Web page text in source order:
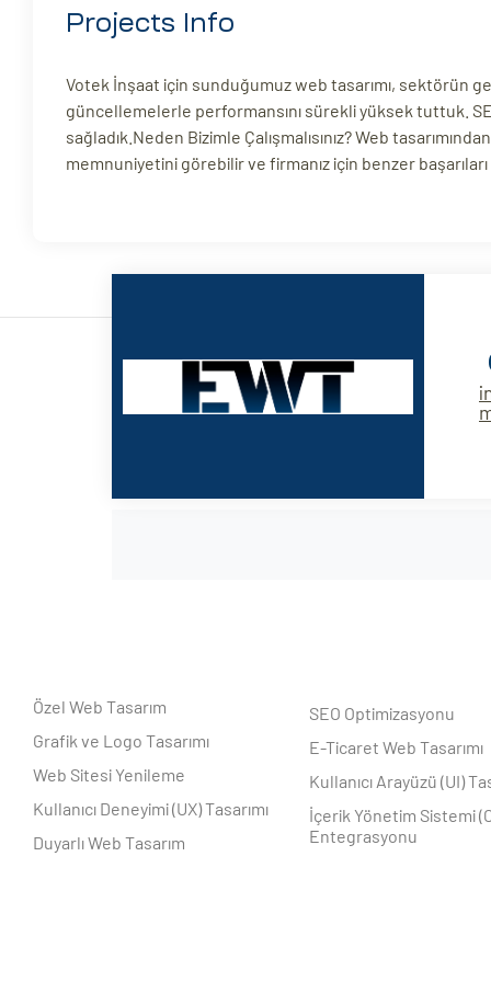
Projects Info
Votek İnşaat için sunduğumuz web tasarımı, sektörün
güncellemelerle performansını sürekli yüksek tuttuk.
sağladık.Neden Bizimle Çalışmalısınız? Web
memnuniyetini görebilir ve firmanız için benzer
Özel Web Tasarım
Grafik ve Logo Tasarımı
Web Sitesi Yenileme
Kullanıcı Deneyimi (UX) Tasarımı
Duyarlı Web Tasarım
SEO Optimizasyonu
E-Ticaret Web Tasarımı
Kullanıcı Arayüzü (UI)
İçerik Yönetim Sistemi
Entegrasyonu